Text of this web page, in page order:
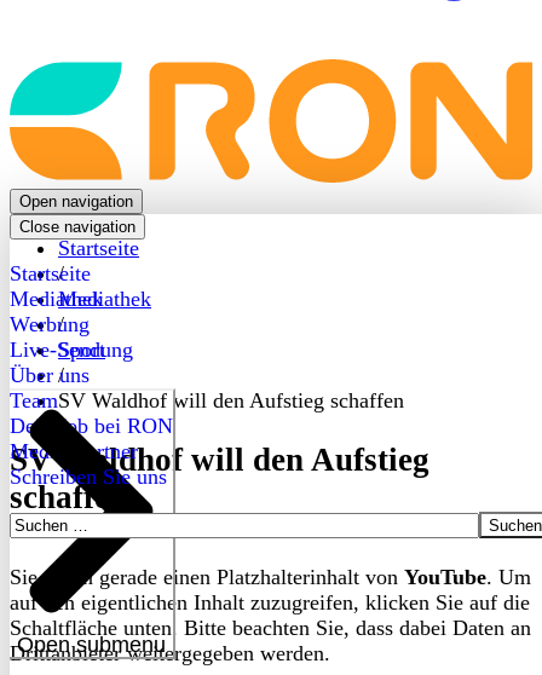
Back
to
frontpage
Open navigation
Close navigation
Startseite
Mediathek
Werbung
Live-Sendung
Über uns
Open submenu
Team
Dein Job bei RON
Medienpartner
Schreiben Sie uns
Suchen
Startseite
/
Mediathek
/
Sport
/
SV Waldhof will den Aufstieg schaffen
SV Waldhof will den Aufstieg
schaffen
Sie sehen gerade einen Platzhalterinhalt von YouTube. Um
auf den eigentlichen Inhalt zuzugreifen, klicken Sie auf die
Schaltfläche unten. Bitte beachten Sie, dass dabei Daten an
Drittanbieter weitergegeben werden.